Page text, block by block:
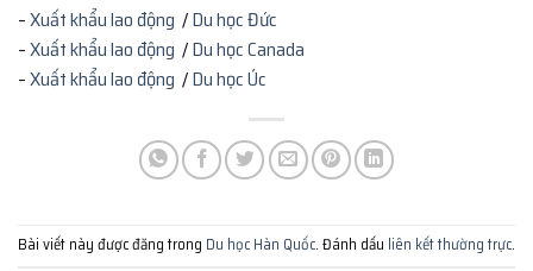
–Xuất khẩu lao động /Du học Đức
–Xuất khẩu lao động /Du học Canada
–Xuất khẩu lao động /Du học Úc
Bài viết này được đăng trong Du học Hàn Quốc. Đánh dấu liên kết thường trực.